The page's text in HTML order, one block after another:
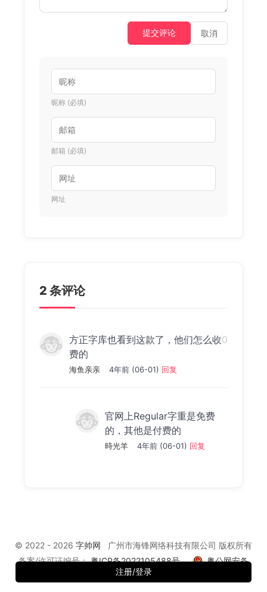
注册/登录
提交评论 取消
昵称 (必填)
邮箱 (必填)
网址
2 条评论
方正字库也看到这款了，他们怎么收
费的
海鱼亲亲 4年前 (06-01) 回复
#0
官网上Regular字重是免费
的，其他是付费的
時光羊 4年前 (06-01) 回复
© 2022 - 2026 字帅网 广州市海锋网络科技有限公司 版权所有
备案/许可证编号：粤ICP备2022105488号
粤公网安备
44010602010900号